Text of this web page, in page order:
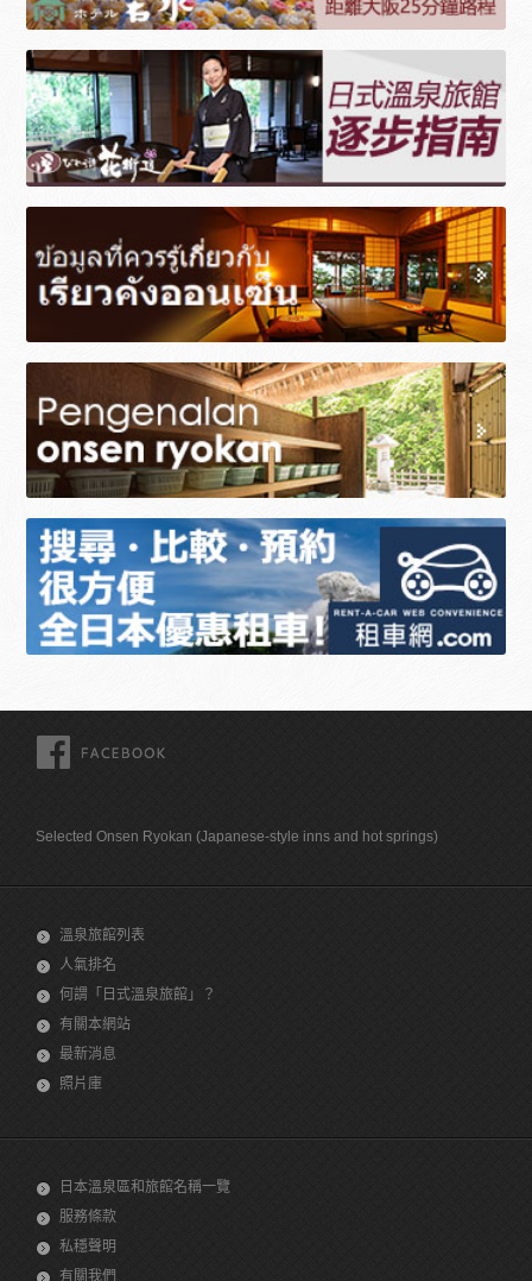
Selected Onsen Ryokan (Japanese-style inns and hot springs)
溫泉旅館列表
人氣排名
何謂「日式溫泉旅館」？
有關本網站
最新消息
照片庫
日本溫泉區和旅館名稱一覽
服務條款
私穩聲明
有關我們